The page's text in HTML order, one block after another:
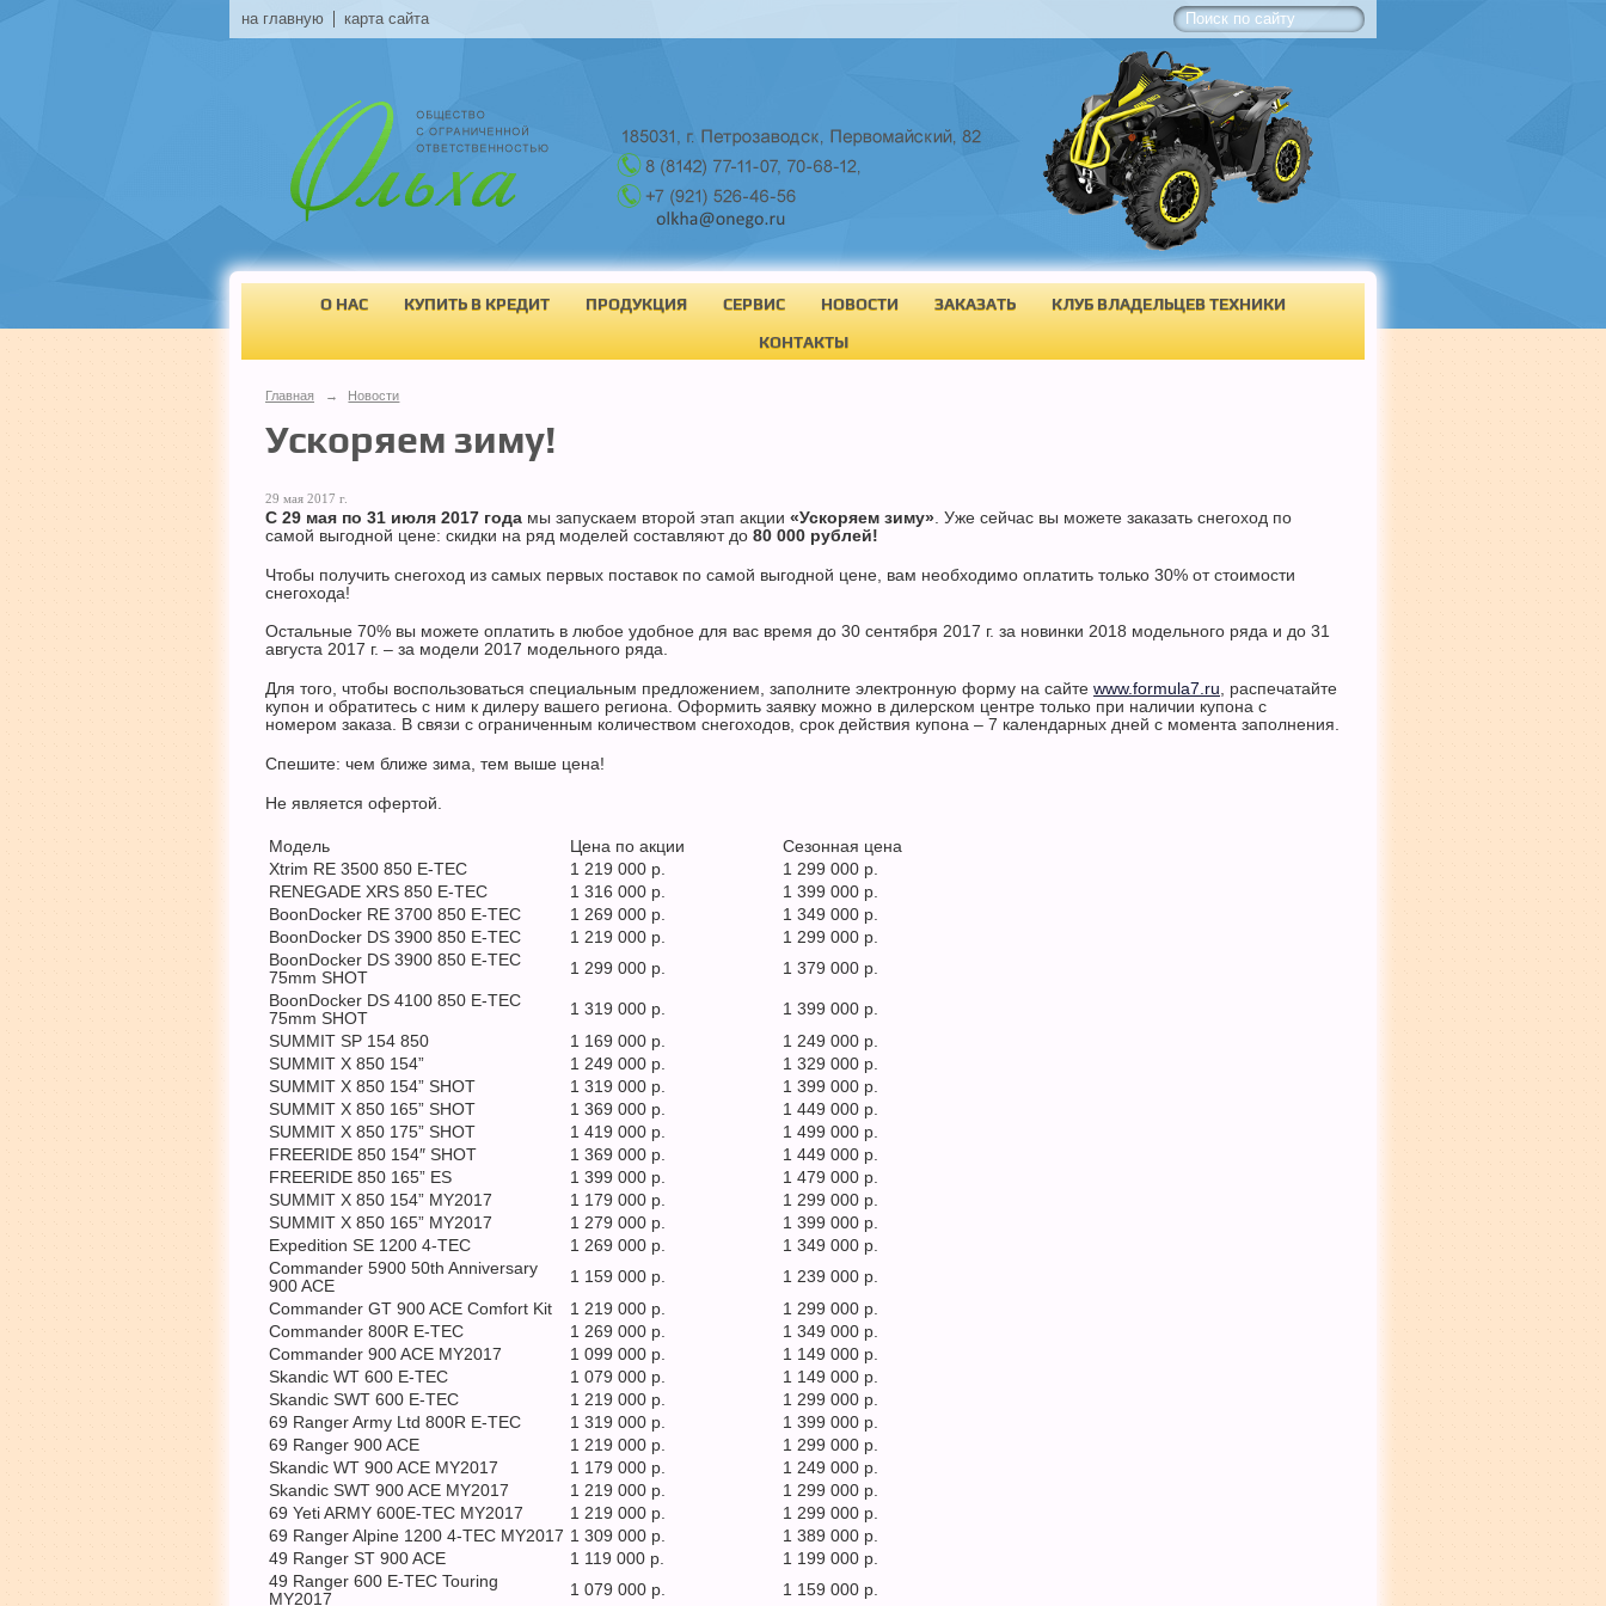
на главную карта сайта
О НАС КУПИТЬ В КРЕДИТ ПРОДУКЦИЯ СЕРВИС НОВОСТИ ЗАКАЗАТЬ
КЛУБ ВЛАДЕЛЬЦЕВ ТЕХНИКИ
КОНТАКТЫ
Главная → Новости
Ускоряем зиму!
29 мая 2017 г.
С 29 мая по 31 июля 2017 года мы запускаем второй этап акции «Ускоряем зиму» . Уже сейчас вы можете заказать снегоход по
самой выгодной цене: скидки на ряд моделей составляют до 80 000 рублей!
Чтобы получить снегоход из самых первых поставок по самой выгодной цене, вам необходимо оплатить только 30% от стоимости
снегохода!
Остальные 70% вы можете оплатить в любое удобное для вас время до 30 сентября 2017 г. за новинки 2018 модельного ряда и до 31
августа 2017 г. – за модели 2017 модельного ряда.
Для того, чтобы воспользоваться специальным предложением, заполните электронную форму на сайте www.formula7.ru, распечатайте
купон и обратитесь с ним к дилеру вашего региона. Оформить заявку можно в дилерском центре только при наличии купона с
номером заказа. В связи с ограниченным количеством снегоходов, срок действия купона – 7 календарных дней с момента заполнения.
Спешите: чем ближе зима, тем выше цена!
Не является офертой.
Модель Цена по акции
Сезонная цена
Xtrim RE 3500 850 E-TEC
1 219 000 р.
1 299 000 р.
RENEGADE XRS 850 E-TEC
1 316 000 р.
1 399 000 р.
BoonDocker RE 3700 850 E-TEC
1 269 000 р.
1 349 000 р.
BoonDocker DS 3900 850 E-TEC
1 219 000 р.
1 299 000 р.
BoonDocker DS 3900 850 E-TEC
75mm SHOT
1 299 000 р.
1 379 000 р.
BoonDocker DS 4100 850 E-TEC
75mm SHOT
1 319 000 р.
1 399 000 р.
SUMMIT SP 154 850
1 169 000 р.
1 249 000 р.
SUMMIT X 850 154”
1 249 000 р.
1 329 000 р.
SUMMIT X 850 154” SHOT
1 319 000 р.
1 399 000 р.
SUMMIT X 850 165” SHOT
1 369 000 р.
1 449 000 р.
SUMMIT X 850 175” SHOT
1 419 000 р.
1 499 000 р.
FREERIDE 850 154″ SHOT
1 369 000 р.
1 449 000 р.
FREERIDE 850 165” ES
1 399 000 р.
1 479 000 р.
SUMMIT X 850 154” MY2017
1 179 000 р.
1 299 000 р.
SUMMIT X 850 165” MY2017
1 279 000 р.
1 399 000 р.
Expedition SE 1200 4-TEC
1 269 000 р.
1 349 000 р.
Commander 5900 50th Anniversary
900 ACE
1 159 000 р.
1 239 000 р.
Commander GT 900 ACE Comfort Kit
1 219 000 р.
1 299 000 р.
Commander 800R E-TEC
1 269 000 р.
1 349 000 р.
Commander 900 ACE MY2017
1 099 000 р.
1 149 000 р.
Skandic WT 600 E-TEC
1 079 000 р.
1 149 000 р.
Skandic SWT 600 E-TEC
1 219 000 р.
1 299 000 р.
69 Ranger Army Ltd 800R E-TEC
1 319 000 р.
1 399 000 р.
69 Ranger 900 ACE
1 219 000 р.
1 299 000 р.
Skandic WT 900 ACE MY2017
1 179 000 р.
1 249 000 р.
Skandic SWT 900 ACE MY2017
1 219 000 р.
1 299 000 р.
69 Yeti ARMY 600E-TEC MY2017
1 219 000 р.
1 299 000 р.
69 Ranger Alpine 1200 4-TEC MY2017 1 309 000 р.
1 389 000 р.
49 Ranger ST 900 ACE
1 119 000 р.
1 199 000 р.
49 Ranger 600 E-TEC Touring
MY2017
1 079 000 р. 1 159 000 р.